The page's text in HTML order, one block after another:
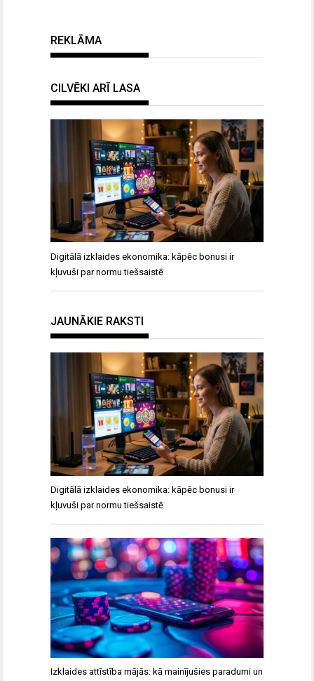
REKLĀMA
CILVĒKI ARĪ LASA
Digitālā izklaides ekonomika: kāpēc bonusi ir
kļuvuši par normu tiešsaistē
JAUNĀKIE RAKSTI
Digitālā izklaides ekonomika: kāpēc bonusi ir
kļuvuši par normu tiešsaistē
Izklaides attīstība mājās: kā mainījušies paradumi un